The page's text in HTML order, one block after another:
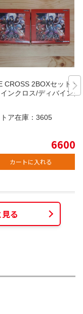
CROSS 2BOXセット デ
インクロス/ディバインク
ア在庫： 3605
6600
カートに入れる
る